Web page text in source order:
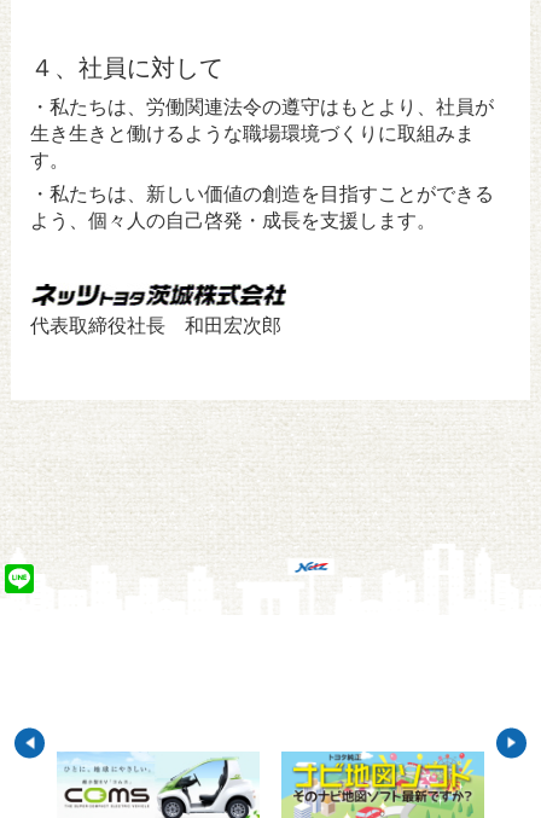
４、社員に対して
・私たちは、労働関連法令の遵守はもとより、社員が
生き生きと働けるような職場環境づくりに取組みま
す。
・私たちは、新しい価値の創造を目指すことができる
よう、個々人の自己啓発・成長を支援します。
代表取締役社長 和田宏次郎
Line